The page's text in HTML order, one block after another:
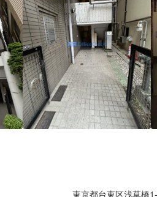
東京都台東区浅草橋